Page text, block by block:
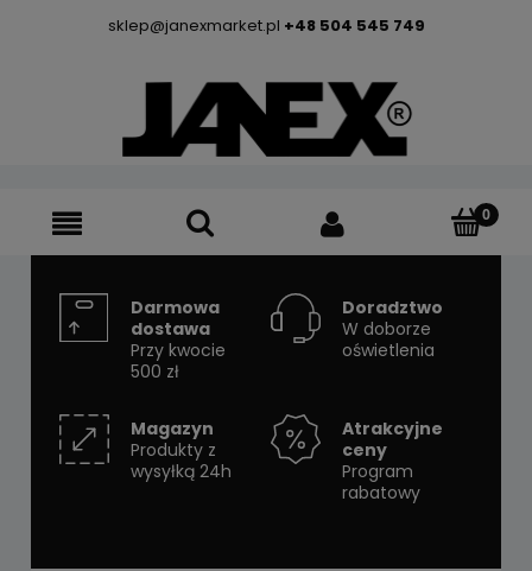
sklep@janexmarket.pl +48 504 545 749
Darmowa
dostawa
Przy kwocie
500 zł
Doradztwo
W doborze
oświetlenia
Magazyn
Produkty z
wysyłką 24h
Atrakcyjne
ceny
Program
rabatowy